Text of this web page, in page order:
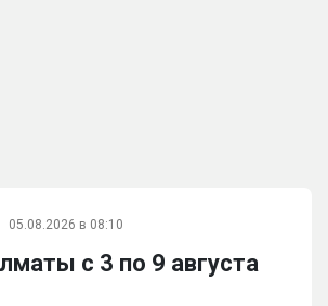
05.08.2026 в 08:10
с 3 по 9 августа